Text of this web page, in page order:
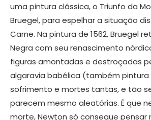
uma pintura clássica, o Triunfo da
Bruegel, para espelhar a situação
Carne. Na pintura de 1562, Bruegel
Negra com seu renascimento
figuras amontadas e destroçadas
algaravia babélica (também
sofrimento e mortes tantas, e tão
parecem mesmo aleatórias. É que
morte, Newton só consegue pensar